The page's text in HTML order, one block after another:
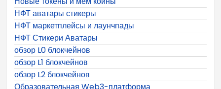
НФТ аватары стикеры
НФТ маркетплейсы и лаунчпады
НФТ Стикери Аватары
обзор L0 блокчейнов
обзор L1 блокчейнов
обзор L2 блокчейнов